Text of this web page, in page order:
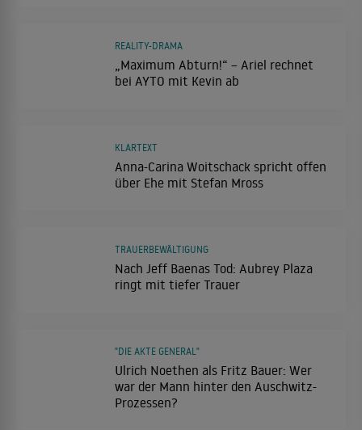
„Maximum Abturn!“ – Ariel rechnet
bei AYTO mit Kevin ab
REALITY-DRAMA
Anna-Carina Woitschack spricht offen
über Ehe mit Stefan Mross
KLARTEXT
Nach Jeff Baenas Tod: Aubrey Plaza
ringt mit tiefer Trauer
TRAUERBEWÄLTIGUNG
Ulrich Noethen als Fritz Bauer: Wer
war der Mann hinter den Auschwitz-
Prozessen?
"DIE AKTE GENERAL"